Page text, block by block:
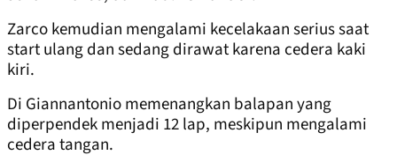
Zarco kemudian mengalami kecelakaan serius saat
start ulang dan sedang dirawat karena cedera kaki
kiri.
Di Giannantonio memenangkan balapan yang
diperpendek menjadi 12 lap, meskipun mengalami
cedera tangan.